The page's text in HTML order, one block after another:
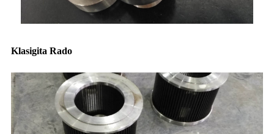
Klasigita Rado